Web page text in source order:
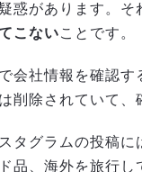
惑があります。
こないことです。
会社情報を確認
削除されていて、
タグラムの投稿
品、海外を旅行